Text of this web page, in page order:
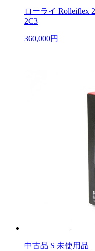
ローライ Rolleiflex
2C3
360,000円
中古品 S 未使用品